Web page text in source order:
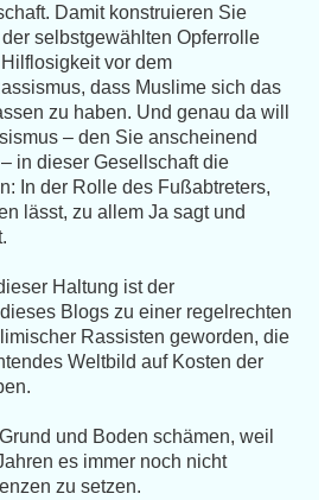
Damit konstruieren Sie
selbstgewählten Opferrolle
vor dem
dass Muslime sich das
zu haben. Und genau da will
– den Sie anscheinend
in dieser Gesellschaft die
In der Rolle des Fußabtreters,
lässt, zu allem Ja sagt und
Haltung ist der
Blogs zu einer regelrechten
Rassisten geworden, die
Weltbild auf Kosten der
und Boden schämen, weil
es immer noch nicht
zu setzen.